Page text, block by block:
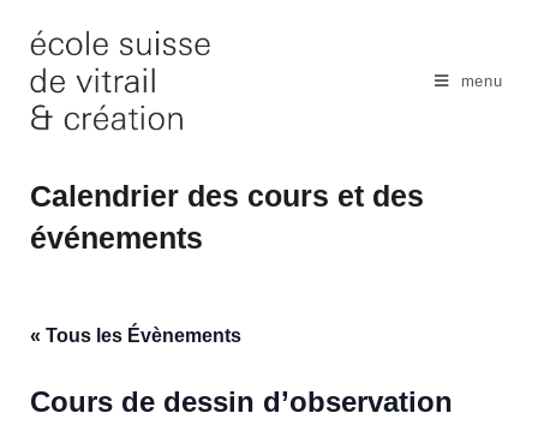
content
menu
Calendrier des cours et des
événements
« Tous les Évènements
Cours de dessin d’observation